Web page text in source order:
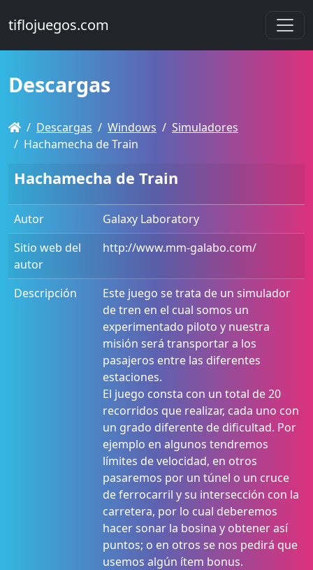
tiflojuegos.com
Descargas
Descargas Windows
Simuladores
Hachamecha de Train
Hachamecha de Train
Autor
Galaxy Laboratory
Sitio web del
autor
http://www.mm-galabo.com/
Descripción
Este juego se trata de un simulador
de tren en el cual somos un
experimentado piloto y nuestra
misión será transportar a los
pasajeros entre las diferentes
estaciones.
El juego consta con un total de 20
recorridos que realizar, cada uno con
un grado diferente de dificultad. Por
ejemplo en algunos tendremos
límites de velocidad, en otros
pasaremos por un túnel o un cruce
de ferrocarril y su intersección con la
carretera, por lo cual deberemos
hacer sonar la bosina y obtener así
puntos; o en otros se nos pedirá que
usemos algún ítem bonus.